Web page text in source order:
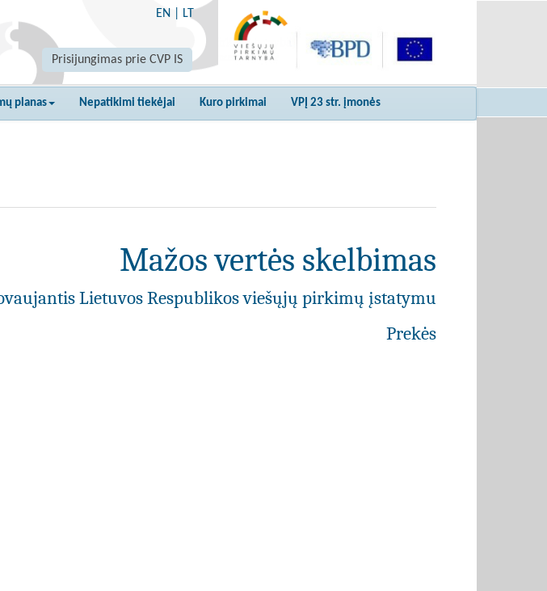
EN LT
Prisijungimas prie CVP IS
planas Nepatikimi tiekėjai Kuro pirkimai VPĮ 23 str. įmonės
Mažos vertės skelbimas
Lietuvos Respublikos viešųjų pirkimų įstatymu
Prekės